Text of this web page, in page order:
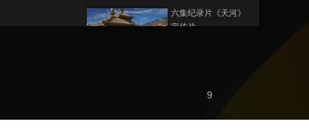
六集纪录片《天河》
宣传片
[天河]第一集 源 海拔
9